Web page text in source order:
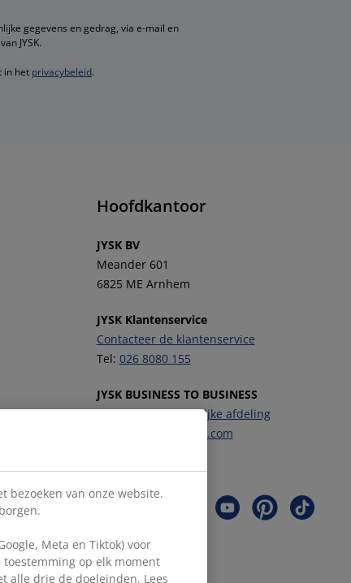
gegevens en gedrag, via e-mail en
JYSK.
in het privacybeleid.
Hoofdkantoor
JYSK BV
Meander 601
6825 ME Arnhem
JYSK Klantenservice
Contacteer de klantenservice
Tel: 026 8080 155
JYSK BUSINESS TO BUSINESS
Contacteer de zakelijke afdeling
b2b-nl@JYSK.com
Volg JYSK
bezoeken van onze website.
Meta en Tiktok) voor
op elk moment
alle drie de doeleinden. Lees